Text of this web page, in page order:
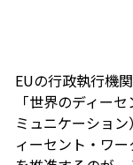
EUの行政執行機
「世界のディー
ミュニケーショ
ィーセント・ワー